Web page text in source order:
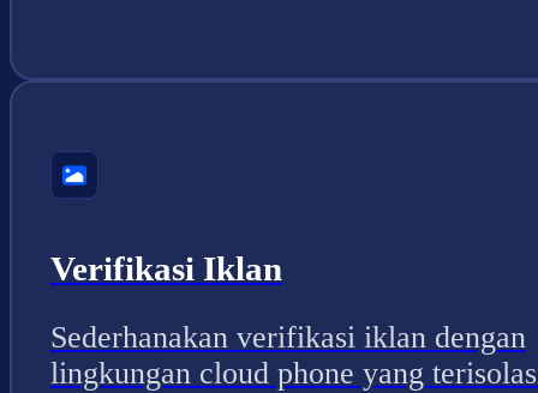
Verifikasi Iklan
Sederhanakan verifikasi iklan dengan
lingkungan cloud phone yang